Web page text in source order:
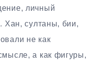
личный
Хан, султаны, бии,
не как
а как фигуры,